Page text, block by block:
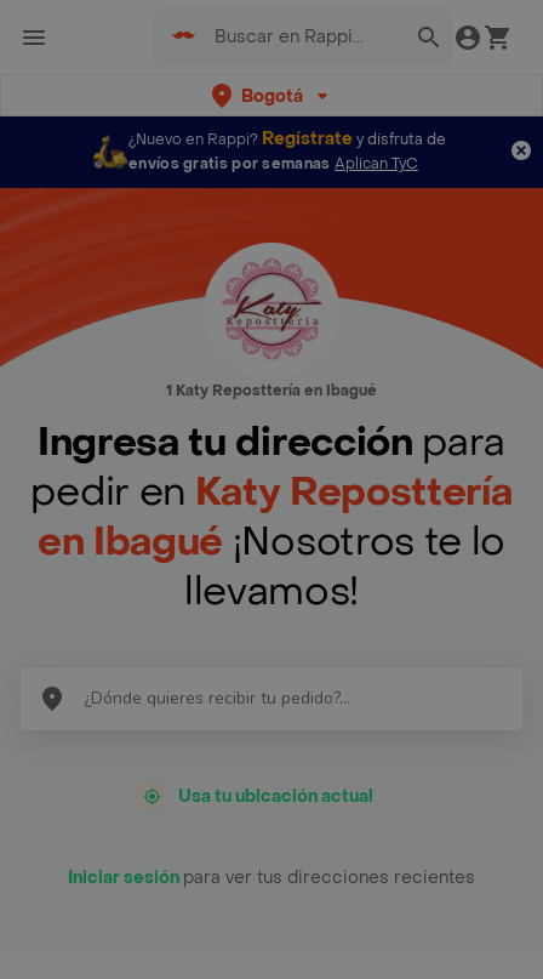
Bogotá
¿Nuevo en Rappi? Regístratey disfruta de
envíos gratis por semanas Aplican TyC
1 Katy Reposttería en Ibagué
Ingresa tu dirección para
pedir en Katy Reposttería
en Ibagué ¡Nosotros te lo
llevamos!
Usa tu ubicación actual
Iniciar sesión para ver tus direcciones recientes